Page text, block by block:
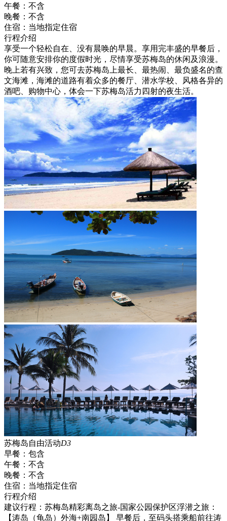
午餐： 不含
晚餐： 不含
住宿： 当地指定住宿
行程介绍
享受一个轻松自在、没有晨唤的早晨。享用完丰盛的早餐后，
你可随意安排你的度假时光，尽情享受苏梅岛的休闲及浪漫。
晚上若有兴致，您可去苏梅岛上最长、最热闹、最负盛名的查
文海滩，海滩的道路有着众多的餐厅、潜水学校、风格各异的
酒吧、购物中心，体会一下苏梅岛活力四射的夜生活。
苏梅岛自由活动D3
早餐： 包含
午餐： 不含
晚餐： 不含
住宿： 当地指定住宿
行程介绍
建议行程：苏梅岛精彩离岛之旅-国家公园保护区浮潜之旅：
【涛岛（龟岛）外海+南园岛】 早餐后，至码头搭乘船前往涛